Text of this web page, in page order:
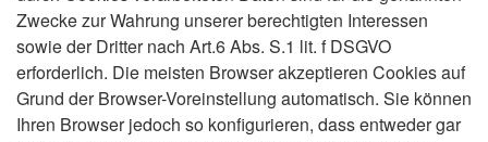
Zwecke zur Wahrung unserer berechtigten Interessen
sowie der Dritter nach Art.6 Abs. S.1 lit. f DSGVO
erforderlich. Die meisten Browser akzeptieren Cookies auf
Grund der Browser-Voreinstellung automatisch. Sie können
Ihren Browser jedoch so konfigurieren, dass entweder gar